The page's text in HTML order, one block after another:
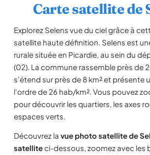
Carte satellite de
Explorez Selens vue du ciel grâce à
satellite haute définition. Selens est
rurale située en Picardie, au sein du
(02). La commune rassemble près de
s'étend sur près de 8 km² et présente
l'ordre de 26 hab/km². Vous pouvez
pour découvrir les quartiers, les axes
espaces verts.
Découvrez la vue photo satellite de
satelliteci-dessous, zoomez avec les